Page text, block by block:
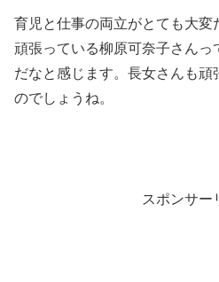
育児と仕事の両立がとても大
頑張っている柳原可奈子さんっ
だなと感じます。長女さんも頑
のでしょうね。
スポンサー